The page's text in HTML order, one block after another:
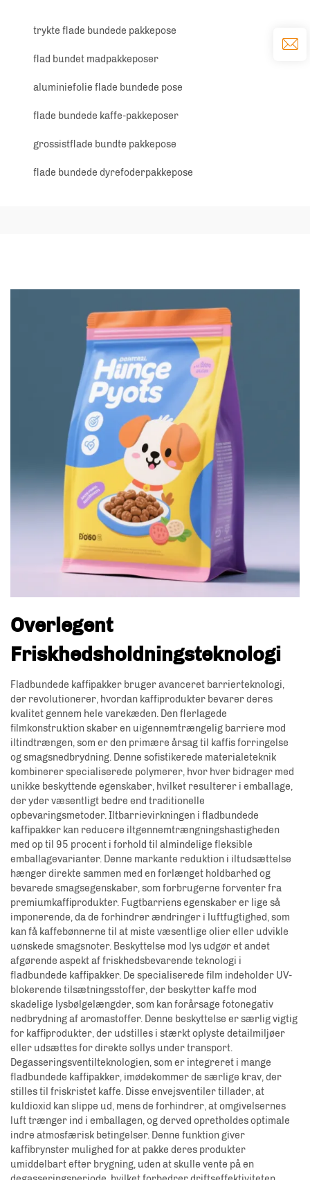
trykte flade bundede pakkepose
flad bundet madpakkeposer
aluminiefolie flade bundede pose
flade bundede kaffe-pakkeposer
grossistflade bundte pakkepose
flade bundede dyrefoderpakkepose
Overlegent
Friskhedsholdningsteknologi
Fladbundede kaffipakker bruger avanceret barrierteknologi,
der revolutionerer, hvordan kaffiprodukter bevarer deres
kvalitet gennem hele varekæden. Den flerlagede
filmkonstruktion skaber en uigennemtrængelig barriere mod
iltindtrængen, som er den primære årsag til kaffis forringelse
og smagsnedbrydning. Denne sofistikerede materialeteknik
kombinerer specialiserede polymerer, hvor hver bidrager med
unikke beskyttende egenskaber, hvilket resulterer i emballage,
der yder væsentligt bedre end traditionelle
opbevaringsmetoder. Iltbarrievirkningen i fladbundede
kaffipakker kan reducere iltgennemtrængningshastigheden
med op til 95 procent i forhold til almindelige fleksible
emballagevarianter. Denne markante reduktion i iltudsættelse
hænger direkte sammen med en forlænget holdbarhed og
bevarede smagsegenskaber, som forbrugerne forventer fra
premiumkaffiprodukter. Fugtbarriens egenskaber er lige så
imponerende, da de forhindrer ændringer i luftfugtighed, som
kan få kaffebønnerne til at miste væsentlige olier eller udvikle
uønskede smagsnoter. Beskyttelse mod lys udgør et andet
afgørende aspekt af friskhedsbevarende teknologi i
fladbundede kaffipakker. De specialiserede film indeholder UV-
blokerende tilsætningsstoffer, der beskytter kaffe mod
skadelige lysbølgelængder, som kan forårsage fotonegativ
nedbrydning af aromastoffer. Denne beskyttelse er særlig vigtig
for kaffiprodukter, der udstilles i stærkt oplyste detailmiljøer
eller udsættes for direkte sollys under transport.
Degasseringsventilteknologien, som er integreret i mange
fladbundede kaffipakker, imødekommer de særlige krav, der
stilles til friskristet kaffe. Disse envejsventiler tillader, at
kuldioxid kan slippe ud, mens de forhindrer, at omgivelsernes
luft trænger ind i emballagen, og derved opretholdes optimale
indre atmosfærisk betingelser. Denne funktion giver
kaffibrynster mulighed for at pakke deres produkter
umiddelbart efter brygning, uden at skulle vente på en